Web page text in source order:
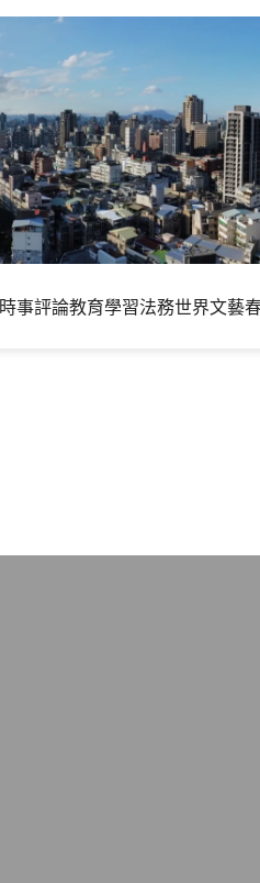
時事評論教育學習法務世界文藝